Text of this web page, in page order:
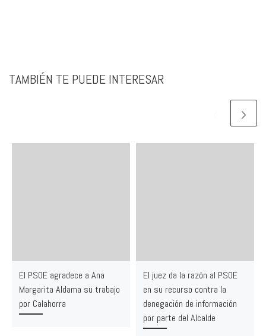
TAMBIÉN TE PUEDE INTERESAR
El PSOE agradece a Ana
Margarita Aldama su trabajo
por Calahorra
El juez da la razón al PSOE
en su recurso contra la
denegación de información
por parte del Alcalde